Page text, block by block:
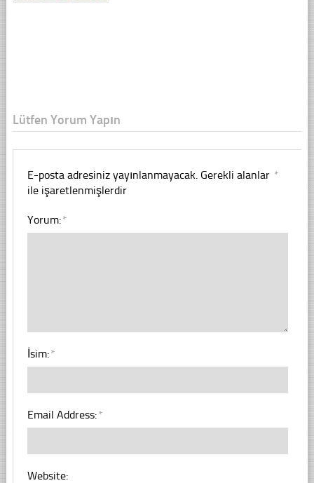
Lütfen Yorum Yapın
E-posta adresiniz yayınlanmayacak. Gerekli alanlar *
ile işaretlenmişlerdir
Yorum:*
İsim:*
Email Address:*
Website: